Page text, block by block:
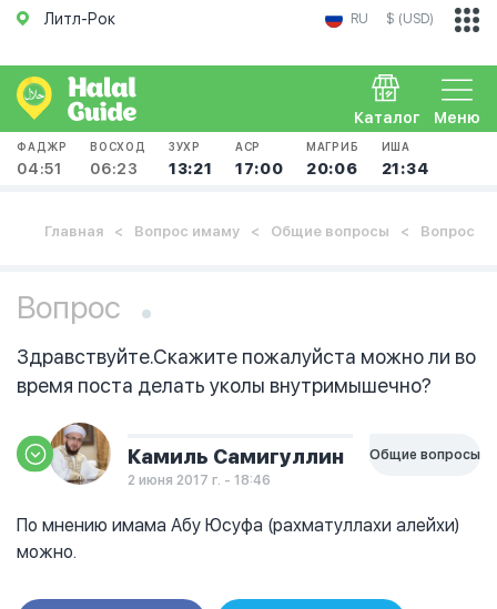
Литл-Рок RU $ (USD)
Меню
Каталог
ФАДЖР
04:51
ВОСХОД
06:23
ЗУХР
13:21
АСР
17:00
МАГРИБ
20:06
ИША
21:34
Главная Вопрос имаму Общие вопросы Вопрос
Вопрос
Здравствуйте.Скажите пожалуйста можно ли во
время поста делать уколы внутримышечно?
Камиль Самигуллин
2 июня 2017 г. - 18:46
Общие вопросы
По мнению имама Абу Юсуфа (рахматуллахи алейхи)
можно.